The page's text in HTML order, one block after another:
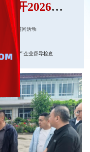
临夏州市场监管局组织召开2026年质量强州建设工作联席会议
前党员慰问活动
材料生产企业督导检查